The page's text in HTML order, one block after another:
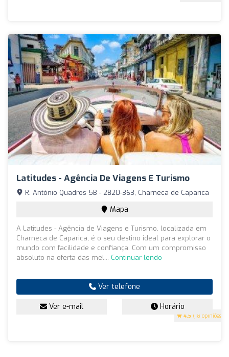
Latitudes - Agência De Viagens E Turismo
4.5 (18 opiniões)
R. António Quadros 5B - 2820-363, Charneca de Caparica
Mapa
A Latitudes - Agência de Viagens e Turismo, localizada em
Charneca de Caparica, é o seu destino ideal para explorar o
mundo com facilidade e confiança. Com um compromisso
absoluto na oferta das mel... Continuar lendo
Ver telefone
Ver e-mail Horário